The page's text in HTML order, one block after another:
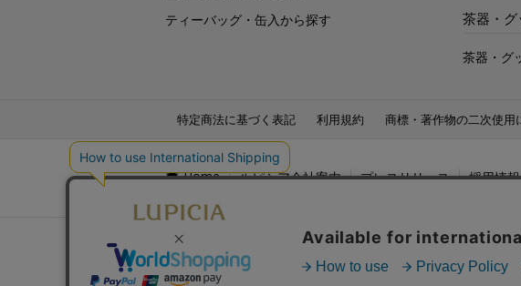
ティーバッグ・缶入から探す
茶器・グ
茶器・グ
特定商法に基づく表記 利用規約 商標・著作物の二次使用
Home ルピシア会社案内 プレスリリース 採用情報
LUPICIA GLOBAL：